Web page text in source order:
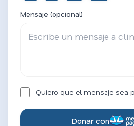
Mensaje (opcional)
Quiero que el mensaje sea
Donar con